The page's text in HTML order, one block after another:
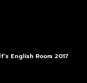
English Room 2017